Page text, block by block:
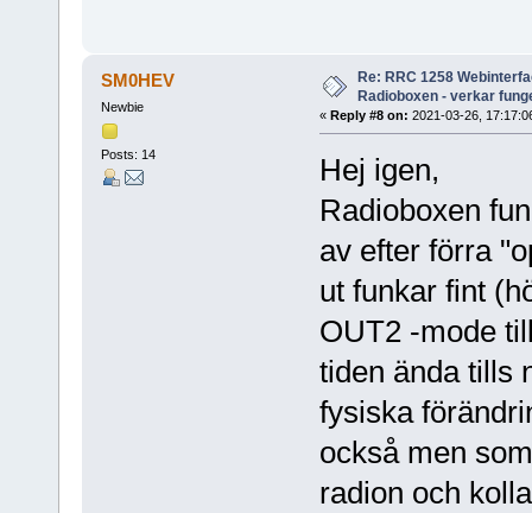
SM0HEV
Newbie
Posts: 14
Re: RRC 1258
Radioboxen - verkar
« Reply #8 on: 2021-03-26,
Hej igen,
Radioboxen
av efter förra
ut funkar fint
OUT2 -mode
tiden ända tills
fysiska
också men
radion och